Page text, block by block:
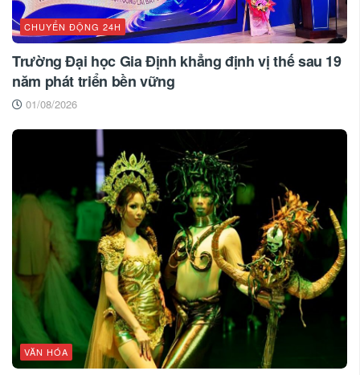
CHUYỂN ĐỘNG 24H
Trường Đại học Gia Định khẳng định vị thế sau 19
năm phát triển bền vững
01/08/2026
VĂN HÓA